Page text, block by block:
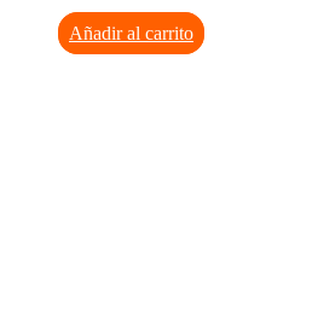
Añadir al carrito